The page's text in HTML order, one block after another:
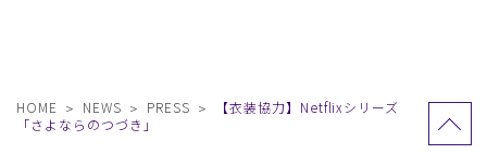
HOME NEWS PRESS
【衣装協力】Netflixシリーズ
「さよならのつづき」